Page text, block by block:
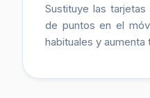
Sustituye las
de puntos en el
habituales y